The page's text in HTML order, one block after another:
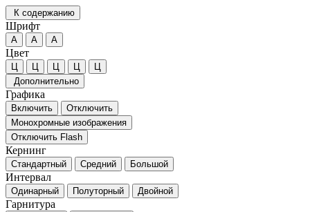
К содержанию
Шрифт
А А А
Цвет
Ц Ц Ц Ц
Ц
Дополнительно
Графика
Включить
Отключить
Монохромные изображения
Отключить Flash
Кернинг
Стандартный Средний Большой
Интервал
Одинарный Полуторный Двойной
Гарнитура